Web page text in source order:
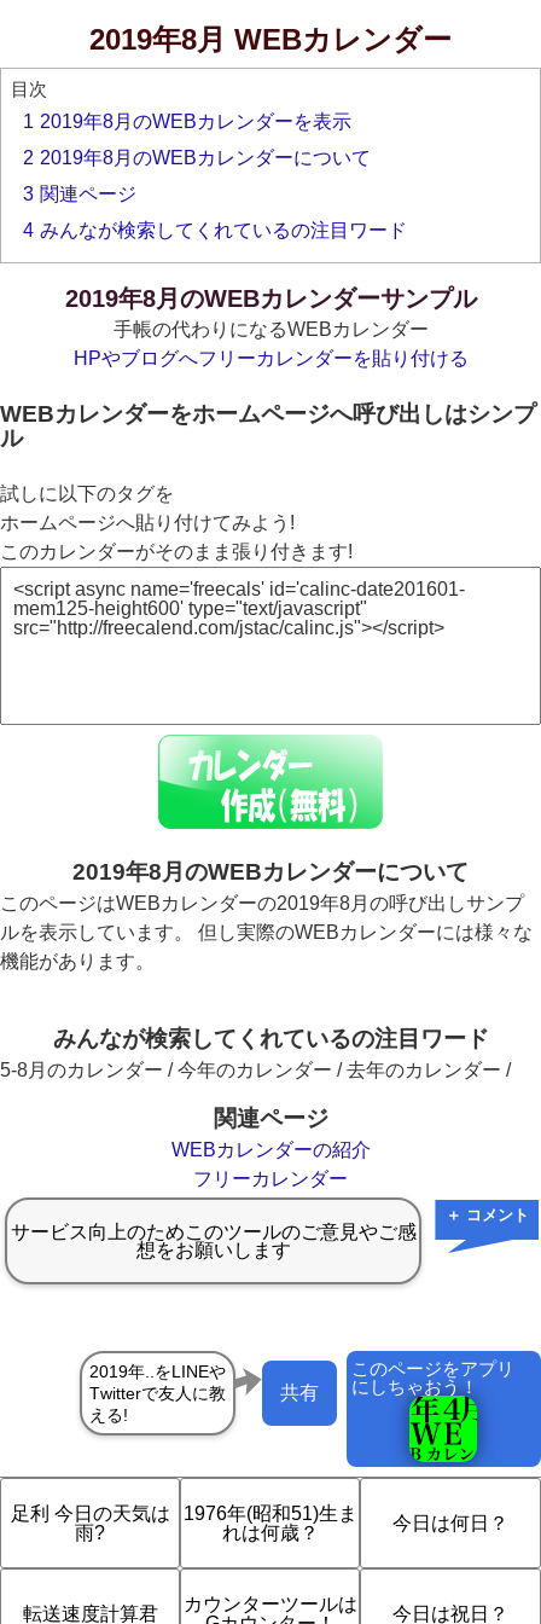
2019年8月 WEBカレンダー
目次
1 2019年8月のWEBカレンダーを表示
2 2019年8月のWEBカレンダーについて
3 関連ページ
4 みんなが検索してくれているの注目ワード
2019年8月のWEBカレンダーサンプル
手帳の代わりになるWEBカレンダー
HPやブログへフリーカレンダーを貼り付ける
WEBカレンダーをホームページへ呼び出しはシンプ
ル
試しに以下のタグを
ホームページへ貼り付けてみよう!
このカレンダーがそのまま張り付きます!
2019年8月のWEBカレンダーについて
このページはWEBカレンダーの2019年8月の呼び出しサンプ
ルを表示しています。 但し実際のWEBカレンダーには様々な
機能があります。
みんなが検索してくれているの注目ワード
5-8月のカレンダー / 今年のカレンダー / 去年のカレンダー /
関連ページ
WEBカレンダーの紹介
フリーカレンダー
＋ コメント
このページをアプリ
にしちゃおう！
共有
足利 今日の天気は
雨?
1976年(昭和51)生ま
れは何歳？
今日は何日？
転送速度計算君
カウンターツールは
今日は祝日？